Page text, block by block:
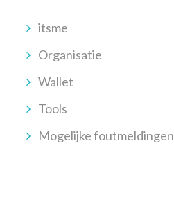
itsme
Organisatie
Wallet
Tools
Mogelijke foutmeldingen